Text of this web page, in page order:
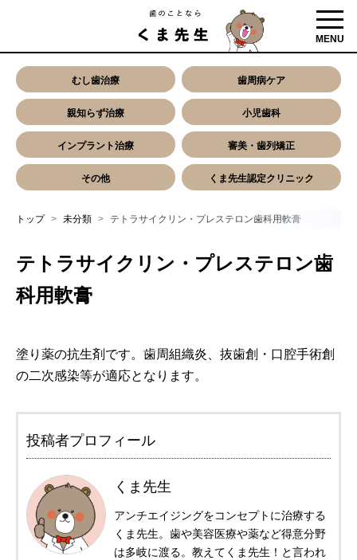
MENU
むし歯治療 歯周病ケア
親知らず治療 小児歯科
インプラント治療 審美・歯列矯正
その他 くま先生認定クリニック
トップ 未分類 テトラサイクリン・プレステロン歯科用軟膏
テトラサイクリン・プレステロン歯
科用軟膏
塗り薬の抗生剤です。歯周組織炎、抜歯創・口腔手術創
の二次感染等が適応となります。
投稿者プロフィール
くま先生
アンチエイジングをコンセプトに治療する
くま先生。歯や美容医療や薬など得意分野
は多岐に渡る。教えてくま先生！と言われ